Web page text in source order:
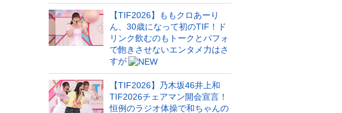
【TIF2026】ももクロあーり
ん、30歳になって初のTIF！ド
リンク飲むのもトークとパフォ
で飽きさせないエンタメ力はさ
すが
【TIF2026】乃木坂46井上和
TIF2026チェアマン開会宣言！
恒例のラジオ体操で和ちゃんの